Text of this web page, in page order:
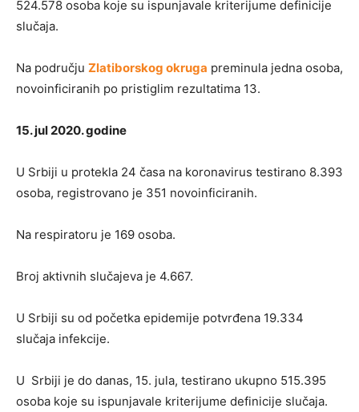
524.578 osoba koje su ispunjavale kriterijume definicije
slučaja.
Na području Zlatiborskog okruga preminula jedna osoba,
novoinficiranih po pristiglim rezultatima 13.
15. jul 2020. godine
U Srbiji u protekla 24 časa na koronavirus testirano 8.393
osoba, registrovano je 351 novoinficiranih.
Na respiratoru je 169 osoba.
Broj aktivnih slučajeva je 4.667.
U Srbiji su od početka epidemije potvrđena 19.334
slučaja infekcije.
U Srbiji je do danas, 15. jula, testirano ukupno 515.395
osoba koje su ispunjavale kriterijume definicije slučaja.